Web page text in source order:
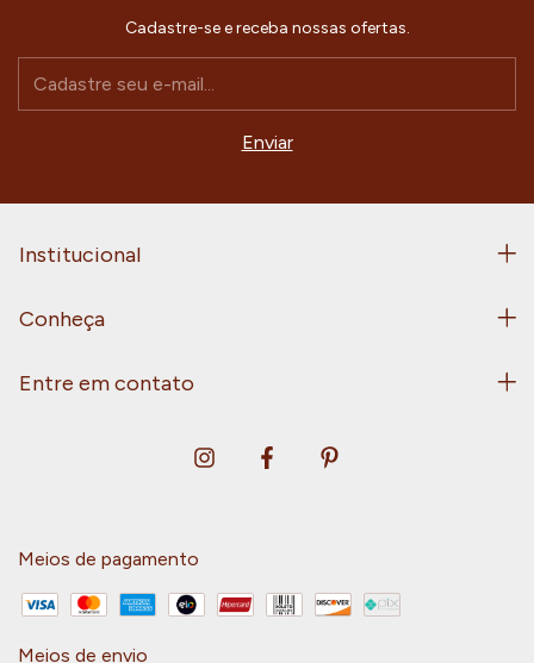
Cadastre-se e receba nossas ofertas.
Institucional
Conheça
Entre em contato
Meios de pagamento
Meios de envio